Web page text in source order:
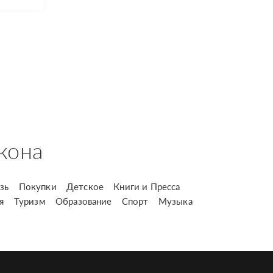
Покупки Детское
Книги и Пресса
Туризм Образование Спорт Музыка